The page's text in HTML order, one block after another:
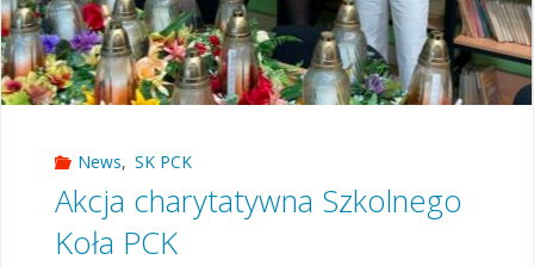
News, SK PCK
Akcja charytatywna Szkolnego
Koła PCK